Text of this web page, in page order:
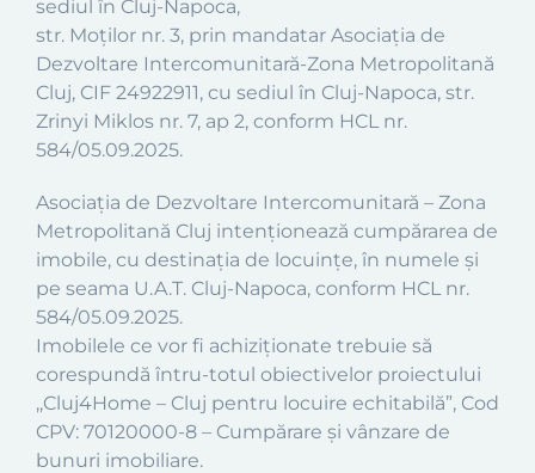
sediul în Cluj-Napoca,
str. Moților nr. 3, prin mandatar Asociația de
Dezvoltare Intercomunitară-Zona Metropolitană
Cluj, CIF 24922911, cu sediul în Cluj-Napoca, str.
Zrinyi Miklos nr. 7, ap 2, conform HCL nr.
584/05.09.2025.
Asociația de Dezvoltare Intercomunitară – Zona
Metropolitană Cluj intenționează cumpărarea de
imobile, cu destinația de locuințe, în numele și
pe seama U.A.T. Cluj-Napoca, conform HCL nr.
584/05.09.2025.
Imobilele ce vor fi achiziționate trebuie să
corespundă întru-totul obiectivelor proiectului
,,Cluj4Home – Cluj pentru locuire echitabilă”, Cod
CPV: 70120000-8 – Cumpărare și vânzare de
bunuri imobiliare.